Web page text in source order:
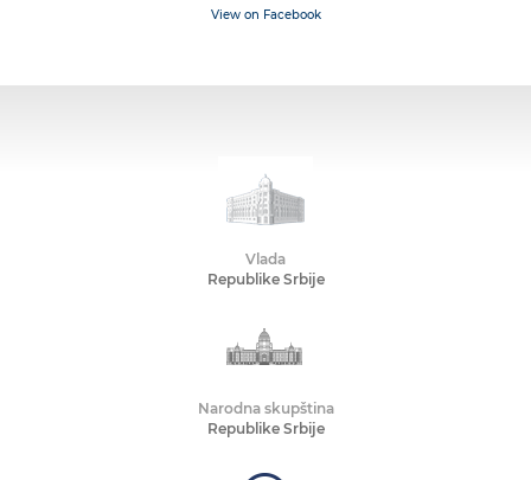
View on Facebook
Vlada
Republike Srbije
Narodna skupština
Republike Srbije